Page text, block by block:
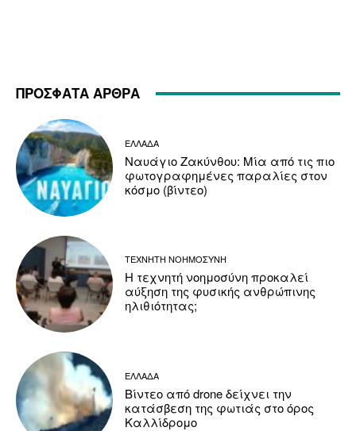
ΠΡΟΣΦΑΤΑ ΑΡΘΡΑ
ΕΛΛΑΔΑ
Ναυάγιο Ζακύνθου: Μία από τις πιο
φωτογραφημένες παραλίες στον
κόσμο (βίντεο)
ΤΕΧΝΗΤΗ ΝΟΗΜΟΣΥΝΗ
Η τεχνητή νοημοσύνη προκαλεί
αύξηση της φυσικής ανθρώπινης
ηλιθιότητας;
ΕΛΛΑΔΑ
Βίντεο από drone δείχνει την
κατάσβεση της φωτιάς στο όρος
Καλλίδρομο